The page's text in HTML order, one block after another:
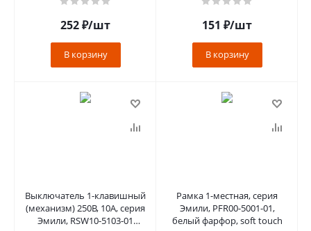
252₽/шт
В корзину
151 ₽/шт
В корзину
Выключатель 1-клавишный
(механизм) 250В, 10А, серия
Эмили, RSW10-5103-01
Рамка 1-местная, серия
Эмили, PFR00-5001-01,
белый фарфор, soft touch